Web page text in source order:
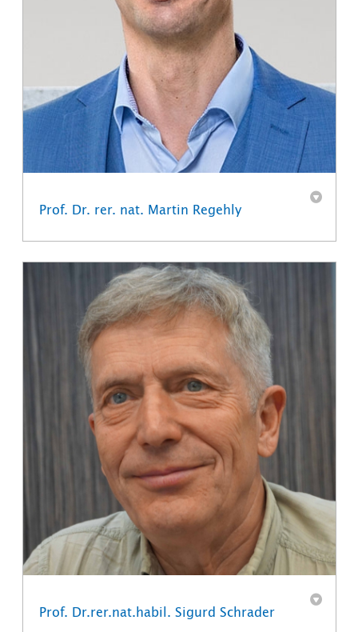
Prof. Dr. rer. nat. Martin Regehly
Prof. Dr.rer.nat.habil. Sigurd Schrader